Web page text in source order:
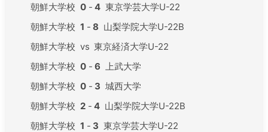
朝鮮大学校 0 - 4 東京学芸大学U-22
朝鮮大学校 1 - 8 山梨学院大学U-22B
朝鮮大学校 vs 東京経済大学U-22
朝鮮大学校 0 - 6
上武大学
朝鮮大学校 0 - 3 城西大学
朝鮮大学校 2 - 4 山梨学院大学U-22B
朝鮮大学校 1 - 3 東京学芸大学U-22